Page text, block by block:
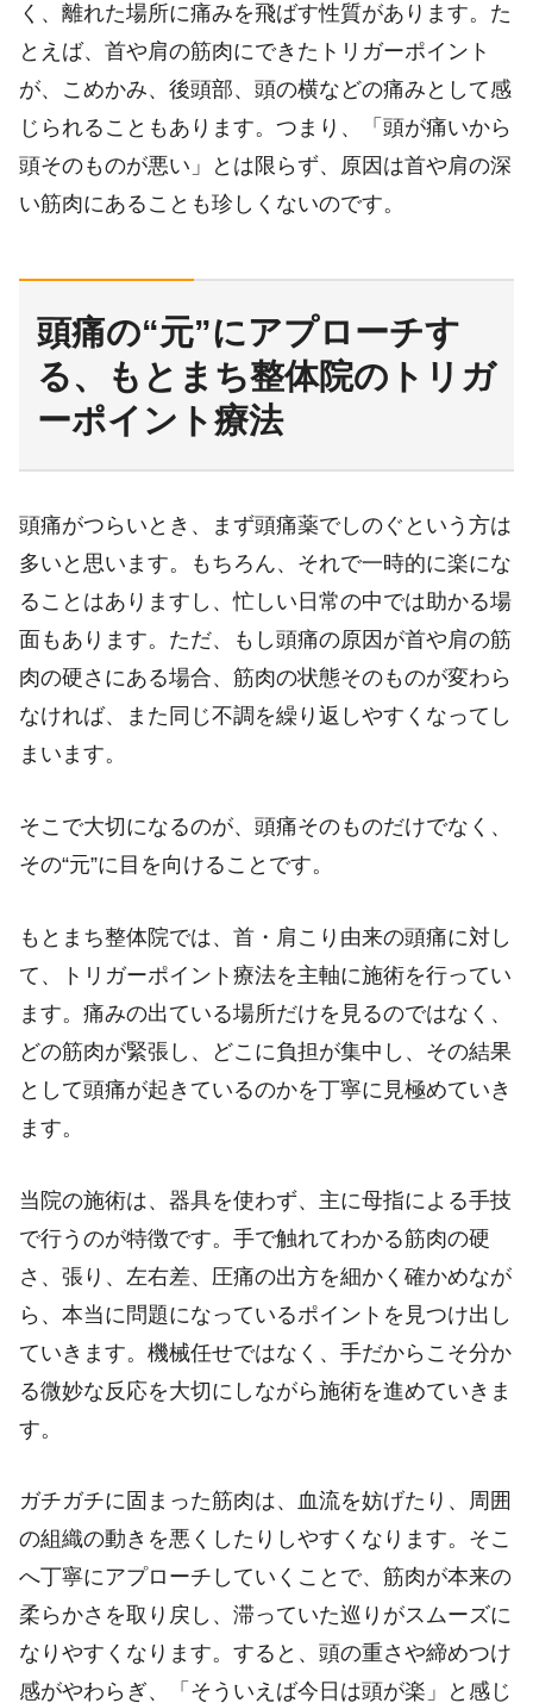
く、離れた場所に痛みを飛ばす性質があります。た
とえば、首や肩の筋肉にできたトリガーポイント
が、こめかみ、後頭部、頭の横などの痛みとして感
じられることもあります。つまり、「頭が痛いから
頭そのものが悪い」とは限らず、原因は首や肩の深
い筋肉にあることも珍しくないのです。
頭痛の“元”にアプローチす
る、もとまち整体院のトリガ
ーポイント療法
頭痛がつらいとき、まず頭痛薬でしのぐという方は
多いと思います。もちろん、それで一時的に楽にな
ることはありますし、忙しい日常の中では助かる場
面もあります。ただ、もし頭痛の原因が首や肩の筋
肉の硬さにある場合、筋肉の状態そのものが変わら
なければ、また同じ不調を繰り返しやすくなってし
まいます。
そこで大切になるのが、頭痛そのものだけでなく、
その“元”に目を向けることです。
もとまち整体院では、首・肩こり由来の頭痛に対し
て、トリガーポイント療法を主軸に施術を行ってい
ます。痛みの出ている場所だけを見るのではなく、
どの筋肉が緊張し、どこに負担が集中し、その結果
として頭痛が起きているのかを丁寧に見極めていき
ます。
当院の施術は、器具を使わず、主に母指による手技
で行うのが特徴です。手で触れてわかる筋肉の硬
さ、張り、左右差、圧痛の出方を細かく確かめなが
ら、本当に問題になっているポイントを見つけ出し
ていきます。機械任せではなく、手だからこそ分か
る微妙な反応を大切にしながら施術を進めていきま
す。
ガチガチに固まった筋肉は、血流を妨げたり、周囲
の組織の動きを悪くしたりしやすくなります。そこ
へ丁寧にアプローチしていくことで、筋肉が本来の
柔らかさを取り戻し、滞っていた巡りがスムーズに
なりやすくなります。すると、頭の重さや締めつけ
感がやわらぎ、「そういえば今日は頭が楽」と感じ